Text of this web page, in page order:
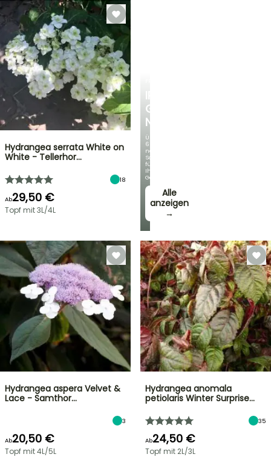
IRIS
GERMANICA
NEUHEITEN
Über
60
neue
Sorten
für
Ihren
Garten!
Alle
anzeigen
→
Hydrangea serrata White on
White - Tellerhor…
18
Ab29,50 €
Topf mit 3L/4L
Hydrangea aspera Velvet &
Lace - Samthor…
3
Ab20,50 €
Topf mit 4L/5L
Hydrangea anomala
petiolaris Winter Surprise…
35
Ab24,50 €
Topf mit 2L/3L